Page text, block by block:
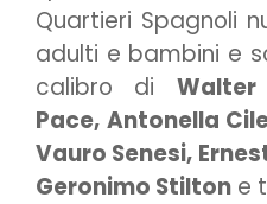
Quartieri Spagnoli
adulti e bambini e
calibro di
Pace, Antonella
Vauro Senesi,
Geronimo Stilton e